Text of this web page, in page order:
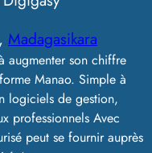
, Madagasikara
augmenter son chiffre
Manao. Simple à
logiciels de gestion,
professionnels Avec
peut se fournir auprès